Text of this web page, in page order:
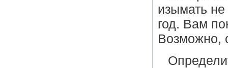
изымать
год. Вам
Возможно,